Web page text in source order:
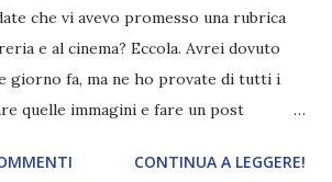
che vi avevo promesso una rubrica
e al cinema? Eccola. Avrei dovuto
giorno fa, ma ne ho provate di tutti i
quelle immagini e fare un post
sulla copertina. Vi ho segnalato
CONTINUA A LEGGERE!